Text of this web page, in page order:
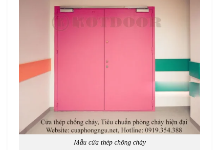
Mẫu cửa thép chống cháy